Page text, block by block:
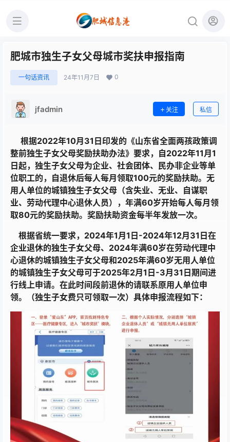
肥城市独生子女父母城市奖扶申报指南
一句话资讯 24年11月7日 0
jfadmin 关注 私信
根据2022年10月31日印发的《山东省全面两孩政策调
整前独生子女父母奖励扶助办法》要求，自2022年11月1
日起，独生子女父母为企业、社会团体、民办非企业等单
位职工的，自退休后每人每月领取100元的奖励扶助。无
用人单位的城镇独生子女父母（含失业、无业、自谋职
业、劳动代理中心退休人员），年满60岁开始每人每月领
取80元的奖励扶助。奖励扶助资金每半年发放一次。
根据省统一要求，2024年1月1日-2024年12月31日在
企业退休的独生子女父母、2024年满60岁在劳动代理中
心退休的城镇独生子女父母和2025年满60岁无用人单位
的城镇独生子女父母可于2025年2月1日-3月31日期间进
行线上申请。在此时间段前退休的请联系原用人单位申
领。（独生子女费只可领取一次）具体申报流程如下：